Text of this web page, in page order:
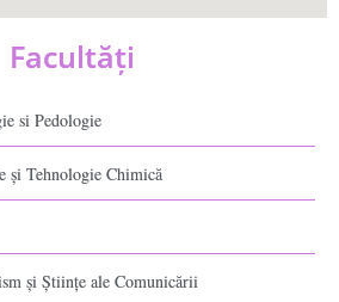
Facultăţi
si Pedologie
şi Tehnologie Chimică
şi Ştiinţe ale Comunicării